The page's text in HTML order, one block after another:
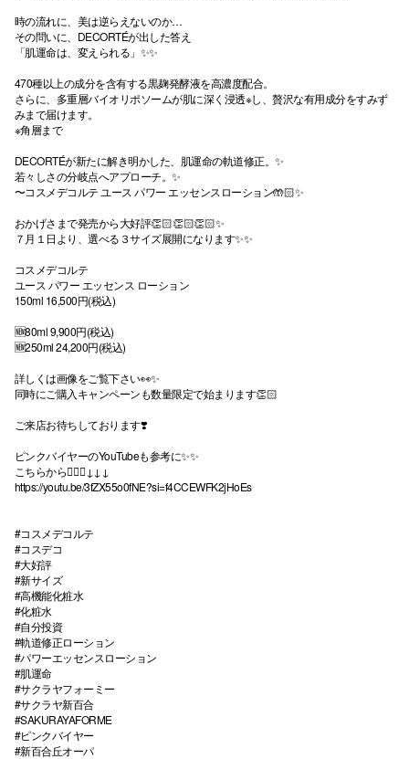
時の流れに、美は逆らえないのか…
その問いに、DECORTÉが出した答え
「肌運命は、変えられる」✨✨
470種以上の成分を含有する黒麹発酵液を高濃度配合。
さらに、多重層バイオリポソームが肌に深く浸透※し、贅沢な有用成分をすみず
みまで届けます。
※角層まで
DECORTÉが新たに解き明かした、肌運命の軌道修正。✨
若々しさの分岐点へアプローチ。✨
〜コスメデコルテ ユース パワー エッセンスローション🤲🏻✨
おかげさまで発売から大好評👏🏻👏🏻👏🏻✨
７月１日より、選べる３サイズ展開になります✨✨
コスメデコルテ
ユース パワー エッセンス ローション
150ml 16,500円(税込)
🆕80ml 9,900円(税込)
🆕250ml 24,200円(税込)
詳しくは画像をご覧下さい👀✨
同時にご購入キャンペーンも数量限定で始まります👏🏻
ご来店お待ちしております❣️
ピンクバイヤーのYouTubeも参考に✨✨
こちらから💁🏻‍♀️↓↓↓
https://youtu.be/3fZX55o0fNE?si=f4CCEWFK2jHoEs
#コスメデコルテ
#コスデコ
#大好評
#新サイズ
#高機能化粧水
#化粧水
#自分投資
#軌道修正ローション
#パワーエッセンスローション
#肌運命
#サクラヤフォーミー
#サクラヤ新百合
#SAKURAYAFORME
#ピンクバイヤー
#新百合丘オーパ